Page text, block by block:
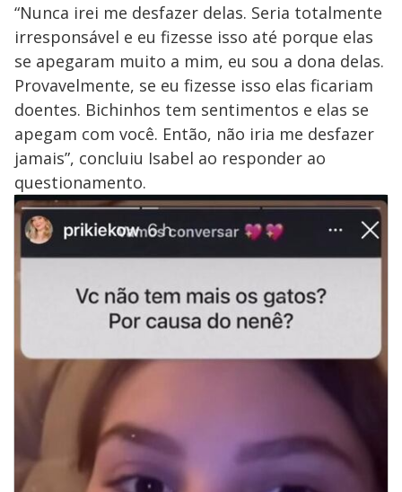
“Nunca irei me desfazer delas. Seria totalmente
irresponsável e eu fizesse isso até porque elas
se apegaram muito a mim, eu sou a dona delas.
Provavelmente, se eu fizesse isso elas ficariam
doentes. Bichinhos tem sentimentos e elas se
apegam com você. Então, não iria me desfazer
jamais”, concluiu Isabel ao responder ao
questionamento.